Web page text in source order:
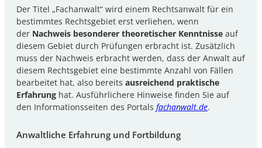
Der Titel „Fachanwalt“ wird einem Rechtsanwalt für ein
bestimmtes Rechtsgebiet erst verliehen, wenn
der Nachweis besonderer theoretischer Kenntnisse auf
diesem Gebiet durch Prüfungen erbracht ist. Zusätzlich
muss der Nachweis erbracht werden, dass der Anwalt auf
diesem Rechtsgebiet eine bestimmte Anzahl von Fällen
bearbeitet hat, also bereits ausreichend praktische
Erfahrung hat. Ausführlichere Hinweise finden Sie auf
den Informationsseiten des Portals fachanwalt.de.
Anwaltliche Erfahrung und Fortbildung